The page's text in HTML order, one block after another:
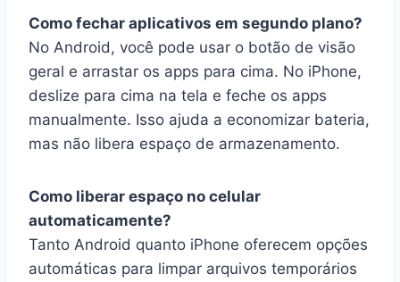
Como fechar aplicativos em segundo plano?
No Android, você pode usar o botão de visão
geral e arrastar os apps para cima. No iPhone,
deslize para cima na tela e feche os apps
manualmente. Isso ajuda a economizar bateria,
mas não libera espaço de armazenamento.
Como liberar espaço no celular
automaticamente?
Tanto Android quanto iPhone oferecem opções
automáticas para limpar arquivos temporários